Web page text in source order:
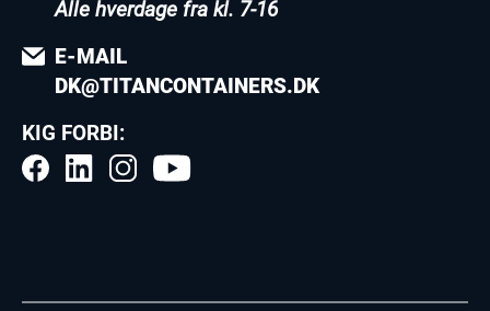
Alle hverdage fra kl. 7-16
E-MAIL
DK@TITANCONTAINERS.DK
KIG FORBI: